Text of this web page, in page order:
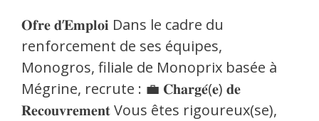
𝐎𝐟𝐫𝐞 𝐝’𝐄𝐦𝐩𝐥𝐨𝐢 Dans le cadre du
renforcement de ses équipes,
Monogros, filiale de Monoprix basée à
Mégrine, recrute : 💼 𝐂𝐡𝐚𝐫𝐠𝐞́(𝐞) 𝐝𝐞
𝐑𝐞𝐜𝐨𝐮𝐯𝐫𝐞𝐦𝐞𝐧𝐭 Vous êtes rigoureux(se),